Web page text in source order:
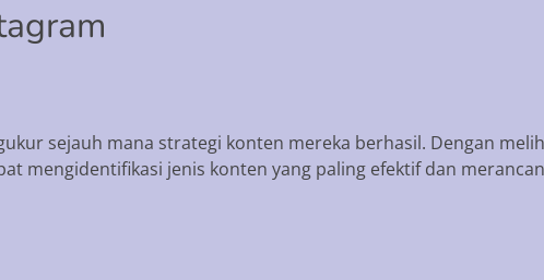
sejauh mana strategi konten mereka berhasil. Dengan
mengidentifikasi jenis konten yang paling efektif dan